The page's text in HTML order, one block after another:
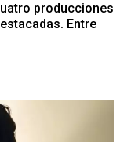
producciones
Entre